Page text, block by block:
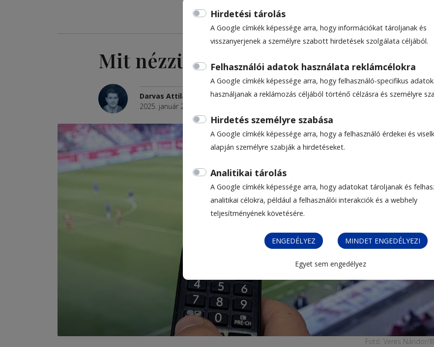
Hirdetési tárolás
A Google címkék képessége arra, hogy információkat tároljanak és
visszanyerjenek a személyre szabott hirdetések szolgálata céljából.
Felhasználói adatok használata reklámcélokra
A Google címkék képessége arra, hogy felhasználó-specifikus
használjanak a reklámozás céljából történő célzásra és személyre
Hirdetés személyre szabása
A Google címkék képessége arra, hogy a felhasználó érdekei és
alapján személyre szabják a hirdetéseket.
Analitikai tárolás
A Google címkék képessége arra, hogy adatokat tároljanak és
analitikai célokra, például a felhasználói interakciók és a webhely
teljesítményének követésére.
ENGEDÉLYEZ MINDET ENGEDÉLYEZI
Egyet sem engedélyez
Mit nézzünk a tévében?
Darvas Attila
2025. január 22., 8:58
Fotó: Veres Nándor/